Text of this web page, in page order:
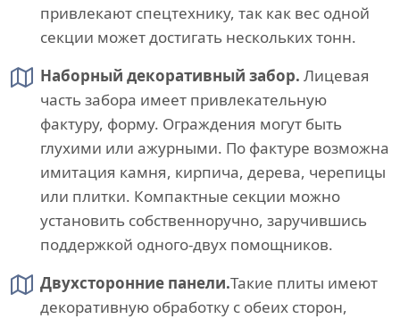
привлекают спецтехнику, так как вес одной
секции может достигать нескольких тонн.
Наборный декоративный забор. Лицевая
часть забора имеет привлекательную
фактуру, форму. Ограждения могут быть
глухими или ажурными. По фактуре возможна
имитация камня, кирпича, дерева, черепицы
или плитки. Компактные секции можно
установить собственноручно, заручившись
поддержкой одного-двух помощников.
Двухсторонние панели.Такие плиты имеют
декоративную обработку с обеих сторон,